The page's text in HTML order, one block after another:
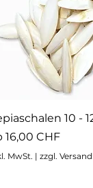
Schnellansicht
10 -
16,00 CHF
Preis
MwSt. | zzgl.